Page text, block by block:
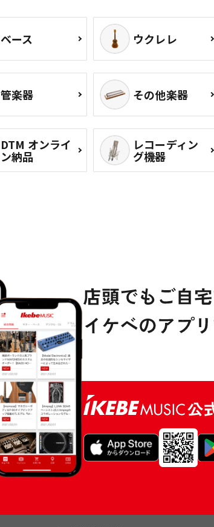
ベース ウクレレ
管楽器 その他楽器
DTM オンライ
ン納品
レコーディン
グ機器